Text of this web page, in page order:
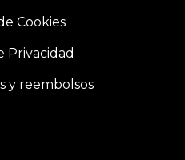
Cookies
Privacidad
y reembolsos